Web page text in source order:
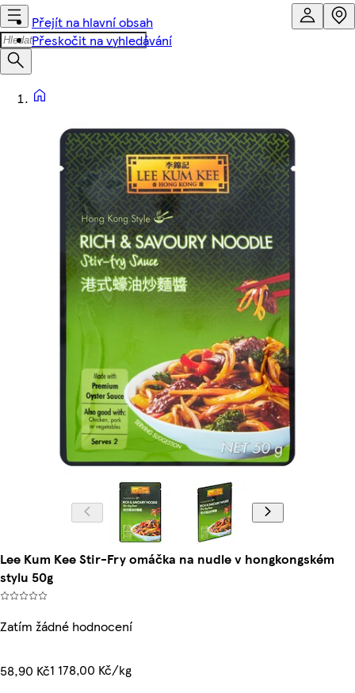
Přejít na hlavní obsah
Přeskočit na vyhledávání
Lee Kum Kee Stir-Fry omáčka na nudle v hongkongském
stylu 50g
Zatím žádné hodnocení
58,90 Kč1 178,00 Kč/kg